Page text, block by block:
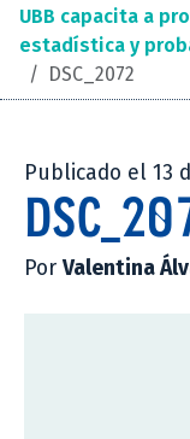
UBB capacita a
estadística y
/ DSC_2072
Publicado el 13
PorValentina